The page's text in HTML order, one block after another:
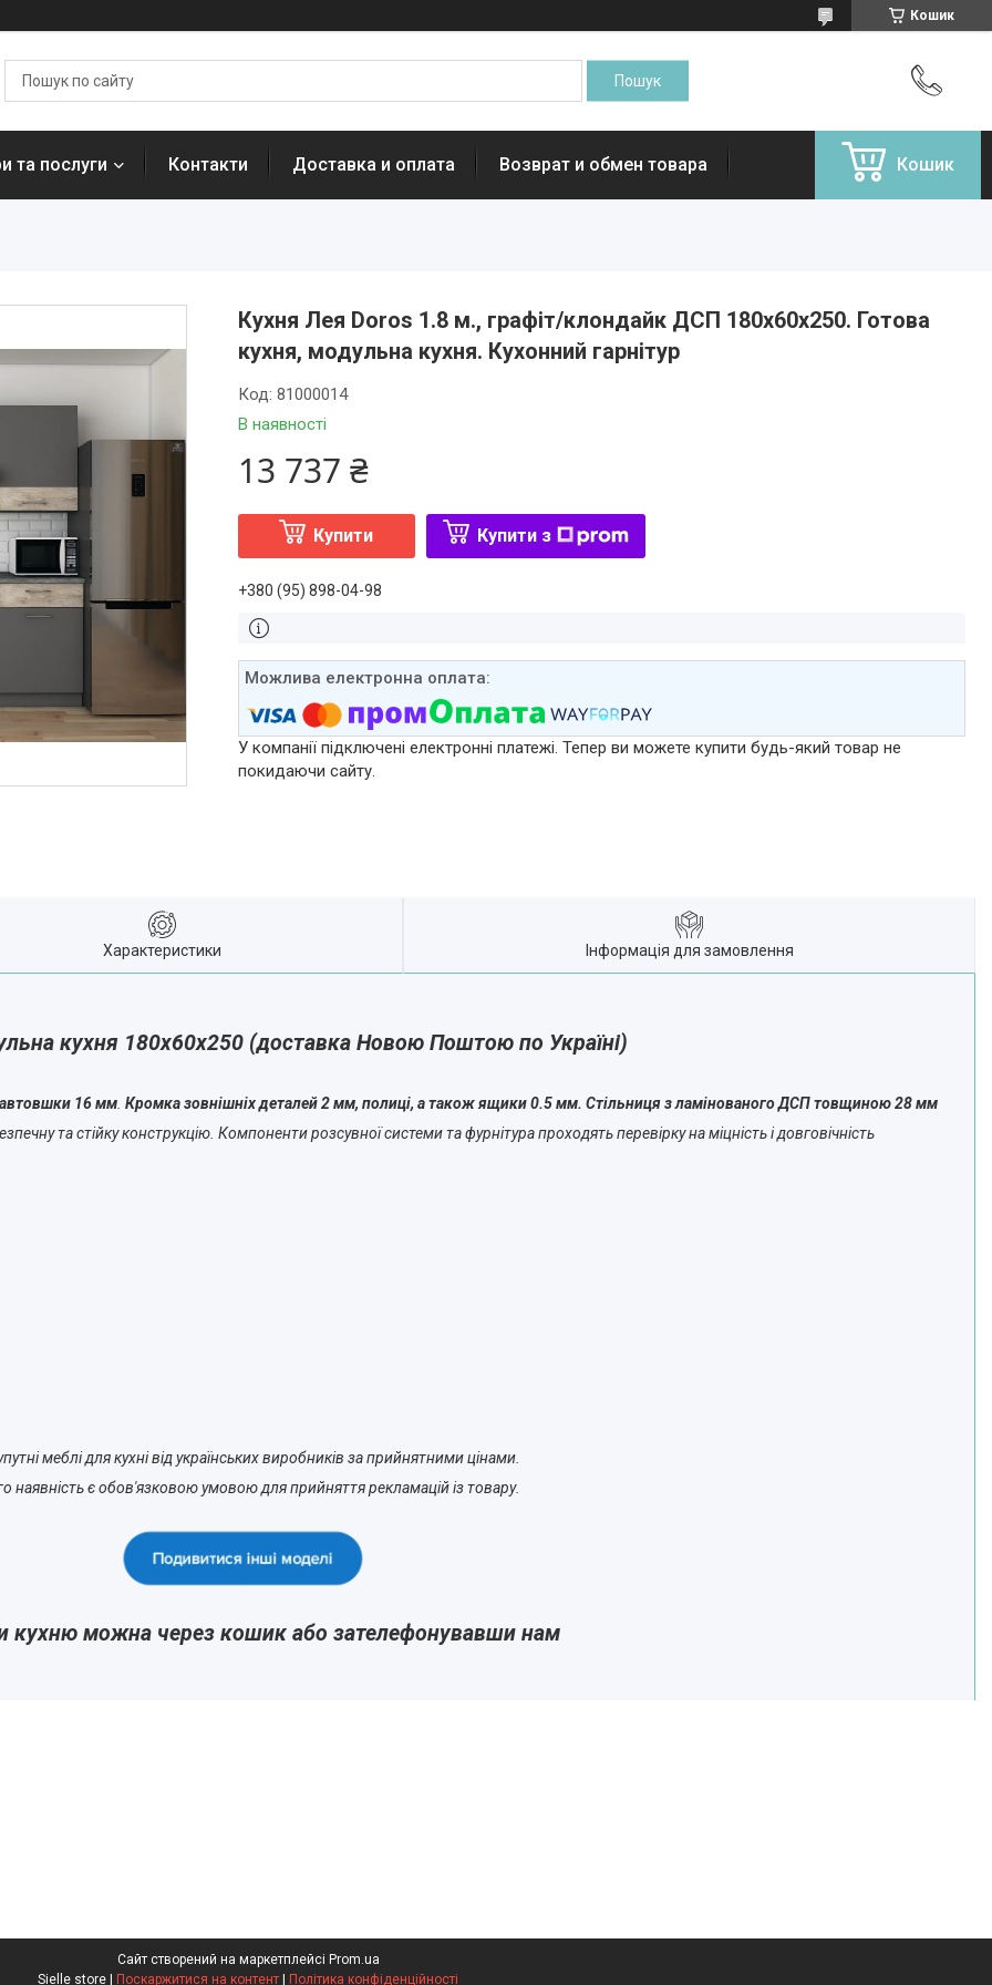
Кошик
та послуги Контакти Доставка и оплата Возврат и обмен товара Кошик
Кухня Лея Doros 1.8 м., графіт/клондайк ДСП 180х60х250. Готова
кухня, модульна кухня. Кухонний гарнітур
В наявності
Код: 81000014
13 737 ₴
Купити Купити з
+380 (95) 898-04-98
У компанії підключені електронні платежі. Тепер ви можете купити будь-який товар не
покидаючи сайту.
Характеристики Інформація для замовлення
кухня 180х60х250 (доставка Новою Поштою по Україні)
16 мм Кромка зовнішніх деталей 2 мм, полиці, а також ящики 0.5 мм. Стільниця з ламінованого ДСП товщиною 28 мм
та стійку конструкцію. Компоненти розсувної системи та фурнітура проходять перевірку на міцність і довговічність
меблі для кухні від українських виробників за прийнятними цінами.
є обов'язковою умовою для прийняття рекламацій із товару.
кухню можна через кошик або зателефонувавши нам
Сайт створений на маркетплейсі Prom.ua
Sielle store | Поскаржитися на контент | Політика конфіденційності